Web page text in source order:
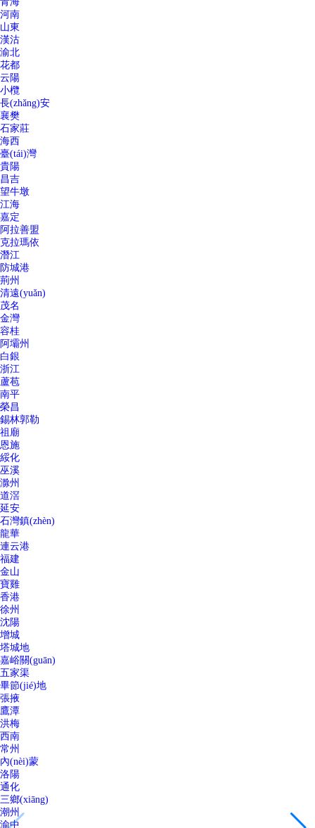
河南
山東
漢沽
渝北
花都
云陽
小欖
長(zhǎng)安
襄樊
石家莊
海西
臺(tái)灣
貴陽
昌吉
望牛墩
江海
嘉定
阿拉善盟
克拉瑪依
潛江
防城港
荊州
清遠(yuǎn)
茂名
金灣
容桂
阿壩州
白銀
浙江
蘆苞
南平
榮昌
錫林郭勒
祖廟
恩施
綏化
巫溪
滁州
道滘
延安
石灣鎮(zhèn)
龍華
連云港
福建
金山
寶雞
香港
徐州
沈陽
增城
塔城地
嘉峪關(guān)
五家渠
畢節(jié)地
張掖
鷹潭
洪梅
西南
常州
內(nèi)蒙
洛陽
通化
三鄉(xiāng)
潮州
渝中